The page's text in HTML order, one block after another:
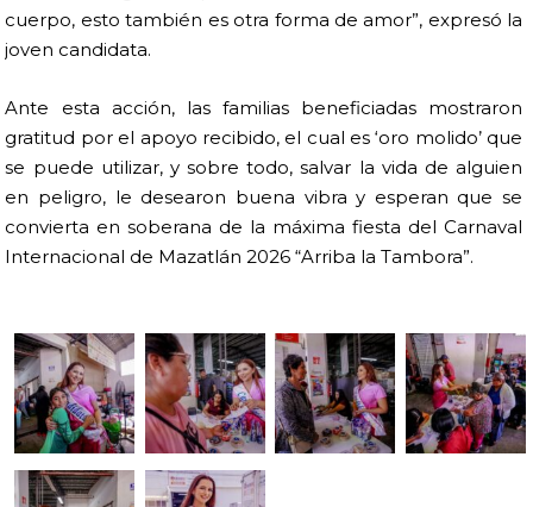
cuerpo, esto también es otra forma de amor”, expresó la
joven candidata.
Ante esta acción, las familias beneficiadas mostraron
gratitud por el apoyo recibido, el cual es ‘oro molido’ que
se puede utilizar, y sobre todo, salvar la vida de alguien
en peligro, le desearon buena vibra y esperan que se
convierta en soberana de la máxima fiesta del Carnaval
Internacional de Mazatlán 2026 “Arriba la Tambora”.